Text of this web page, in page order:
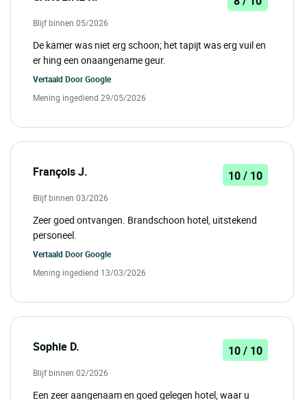
Blijf binnen 05/2026
De kamer was niet erg schoon; het tapijt was erg vuil en
er hing een onaangename geur.
Vertaald DoorGoogle
Mening ingediend 29/05/2026
François J. 10 / 10
Blijf binnen 03/2026
Zeer goed ontvangen. Brandschoon hotel, uitstekend
personeel.
Vertaald DoorGoogle
Mening ingediend 13/03/2026
Sophie D. 10 / 10
Blijf binnen 02/2026
Een zeer aangenaam en goed gelegen hotel, waar u